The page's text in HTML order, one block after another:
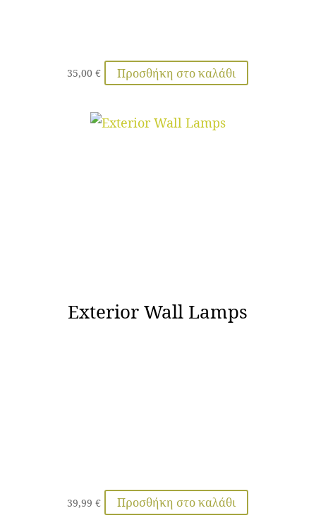
35,00€ Προσθήκη στο καλάθι
Exterior Wall Lamps
39,99€ Προσθήκη στο καλάθι